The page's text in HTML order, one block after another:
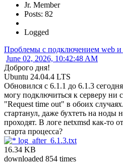
Jr. Member
Posts: 82
Logged
Проблемы с подключением web и
June 02, 2026, 10:42:48 AM
Доброго дня!
Ubuntu 24.04.4 LTS
Обновился с 6.1.1 до 6.1.3
могу подключиться к серверу ни
"Request time out" в обоих
стартанул, даже бухтеть на ноды
проходят. В логе netxmsd как-то
старта процесса?
log_after_6.1.3.txt
16.34 KB
downloaded 854 times